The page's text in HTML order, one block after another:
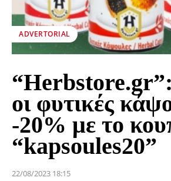
ADVERTORIAL
οι φυτικές
-20% με το
“kapsoules20”
22/08/2023 18:15